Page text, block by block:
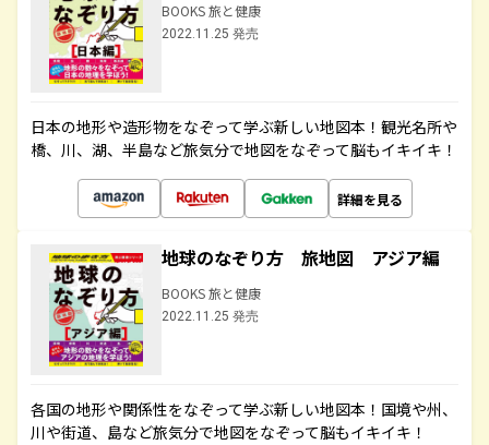
BOOKS 旅と健康
2022.11.25 発売
日本の地形や造形物をなぞって学ぶ新しい地図本！観光名所や
橋、川、湖、半島など旅気分で地図をなぞって脳もイキイキ！
詳細を見る
地球のなぞり方 旅地図 アジア編
BOOKS 旅と健康
2022.11.25 発売
各国の地形や関係性をなぞって学ぶ新しい地図本！国境や州、
川や街道、島など旅気分で地図をなぞって脳もイキイキ！